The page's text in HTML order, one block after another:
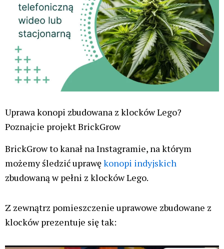
Uprawa konopi zbudowana z klocków Lego?
Poznajcie projekt BrickGrow
BrickGrow to kanał na Instagramie, na którym
możemy śledzić uprawękonopi indyjskich
zbudowaną w pełni z klocków Lego.
Z zewnątrz pomieszczenie uprawowe zbudowane z
klocków prezentuje się tak: